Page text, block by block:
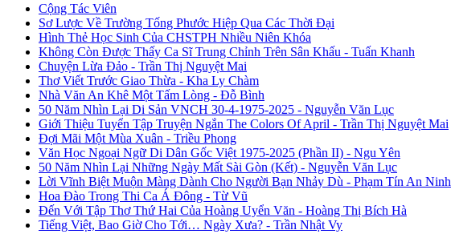
Cộng Tác Viên
Sơ Lược Về Trường Tống Phước Hiệp Qua Các Thời Đại
Hình Thẻ Học Sinh Của CHSTPH Nhiều Niên Khóa
Không Còn Được Thấy Ca Sĩ Trung Chỉnh Trên Sân Khấu - Tuấn Khanh
Chuyện Lừa Đảo - Trần Thị Nguyệt Mai
Thơ Viết Trước Giao Thừa - Kha Ly Chàm
Nhà Văn An Khê Một Tấm Lòng - Đỗ Bình
50 Năm Nhìn Lại Di Sản VNCH 30-4-1975-2025 - Nguyễn Văn Lục
Giới Thiệu Tuyển Tập Truyện Ngắn The Colors Of April - Trần Thị Nguyệt Mai
Đợi Mãi Một Mùa Xuân - Triều Phong
Văn Học Ngoại Ngữ Di Dân Gốc Việt 1975-2025 (Phần II) - Ngu Yên
50 Năm Nhìn Lại Những Ngày Mất Sài Gòn (Kết) - Nguyễn Văn Lục
Lời Vĩnh Biệt Muộn Màng Dành Cho Người Bạn Nhảy Dù - Phạm Tín An Ninh
Hoa Đào Trong Thi Ca Á Đông - Từ Vũ
Đến Với Tập Thơ Thứ Hai Của Hoàng Uyển Văn - Hoàng Thị Bích Hà
Tiếng Việt, Bao Giờ Cho Tới… Ngày Xưa? - Trần Nhật Vy